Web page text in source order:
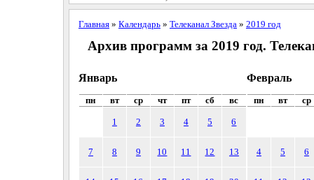
Главная» Календарь» Телеканал Звезда » 2019 год
Архив программ за 2019 год.
Январь
пн вт ср чт пт сб вс
1 2 3 4 5 6
7 8 9 10 11 12 13
Февраль
пн вт ср
4 5 6